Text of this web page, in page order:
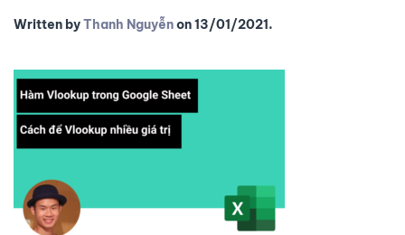
Written byThanh Nguyễnon13/01/2021.